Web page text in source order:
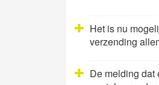
Het is nu
verzending
De melding dat